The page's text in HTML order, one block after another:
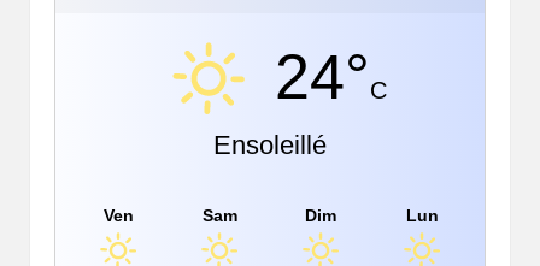
24°C
Ensoleillé
Ven Sam Dim Lun